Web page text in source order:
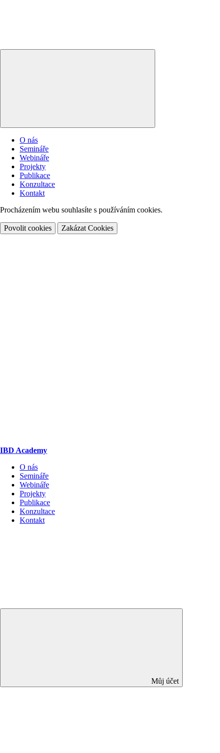
O nás
Semináře
Webináře
Projekty
Publikace
Konzultace
Kontakt
Procházením webu souhlasíte s používáním cookies.
Povolit cookies Zakázat Cookies
IBD Academy
O nás
Semináře
Webináře
Projekty
Publikace
Konzultace
Kontakt
Můj účet